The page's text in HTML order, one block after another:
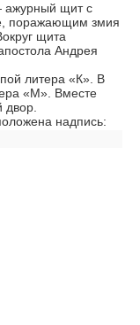
ажурный щит с
поражающим змия
щита
Андрея
литера «К». В
«М». Вместе
двор.
надпись: